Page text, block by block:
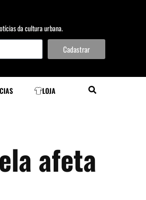
da cultura urbana.
Cadastrar
LOJA
afeta